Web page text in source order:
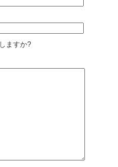
ますか?